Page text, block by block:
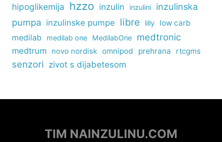
hipoglikemija hzzo inzulin inzulini
inzulinska
pumpa inzulinske pumpe libre lilly low carb
medilab medilab one MedilabOne medtronic
medtrum novo nordisk omnipod prehrana rtcgms
senzori zivot s dijabetesom
TIM NAINZULINU.COM